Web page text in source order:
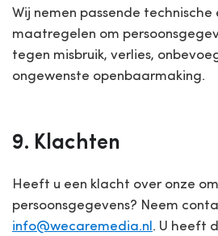
Wij nemen passende
maatregelen om
tegen misbruik, verlies,
ongewenste openbaarmaking.
9. Klachten
Heeft u een klacht over onze
persoonsgegevens? Neem
info@wecaremedia.nl . U heeft